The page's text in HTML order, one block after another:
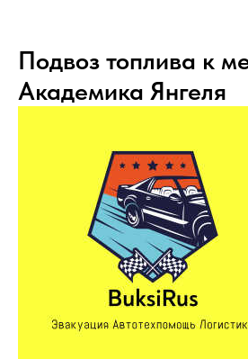
Подвоз топлива к
Академика Янгеля